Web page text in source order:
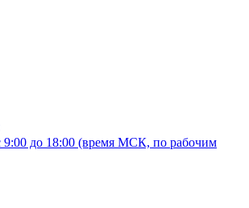
9:00 до 18:00 (время МСК, по рабочим